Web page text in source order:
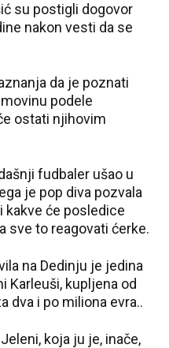
su postigli dogovor
nakon vesti da se
da je poznati
podele
ostati njihovim
fudbaler ušao u
je pop diva pozvala
kakve će posledice
sve to reagovati ćerke.
na Dedinju je jedina
Karleuši, kupljena od
dva i po miliona evra..
koja ju je, inače,